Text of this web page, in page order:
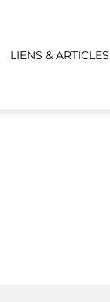
LIENS & ARTICLES